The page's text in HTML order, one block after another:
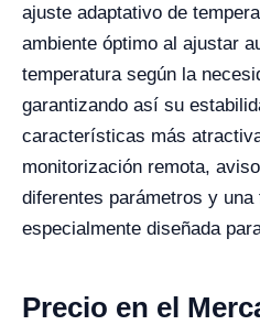
ajuste adaptativo de
ambiente óptimo al ajustar
temperatura según la
garantizando así su
características más
monitorización remota,
diferentes parámetros y una
especialmente diseñada
Precio en el